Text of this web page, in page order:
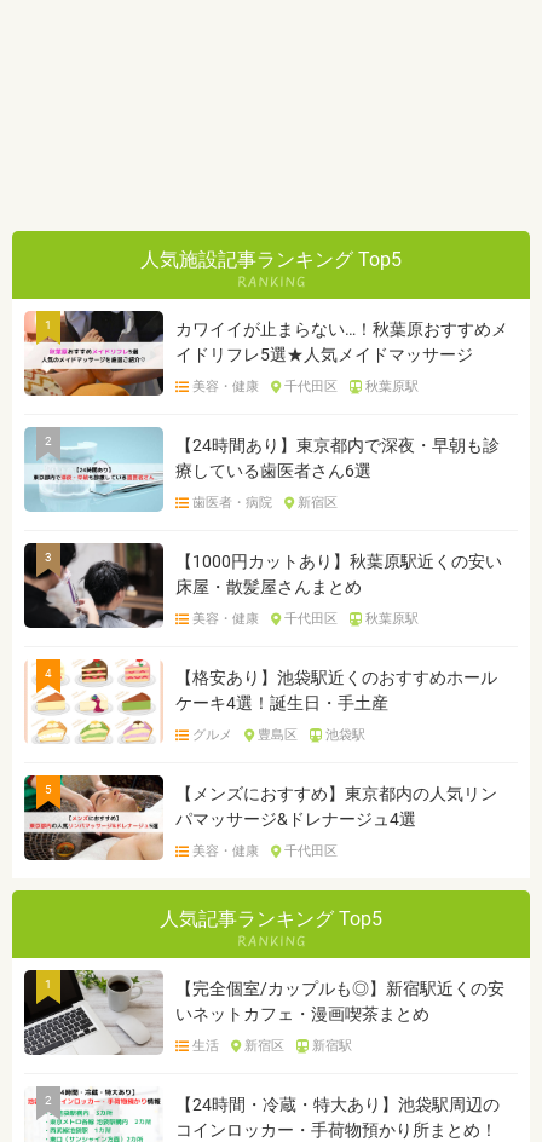
人気施設記事ランキング Top5
1
カワイイが止まらない…！秋葉原おすすめメ
イドリフレ5選★人気メイドマッサージ
美容・健康 千代田区 秋葉原駅
2
【24時間あり】東京都内で深夜・早朝も診
療している歯医者さん6選
歯医者・病院 新宿区
3
【1000円カットあり】秋葉原駅近くの安い
床屋・散髪屋さんまとめ
美容・健康 千代田区 秋葉原駅
4
【格安あり】池袋駅近くのおすすめホール
ケーキ4選！誕生日・手土産
グルメ 豊島区 池袋駅
5
【メンズにおすすめ】東京都内の人気リン
パマッサージ&ドレナージュ4選
美容・健康 千代田区
人気記事ランキング Top5
1
【完全個室/カップルも◎】新宿駅近くの安
いネットカフェ・漫画喫茶まとめ
生活 新宿区 新宿駅
2
【24時間・冷蔵・特大あり】池袋駅周辺の
コインロッカー・手荷物預かり所まとめ！